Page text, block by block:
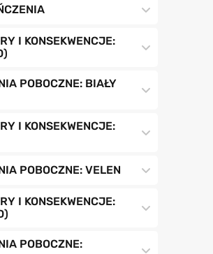
I KONSEKWENCJE:
POBOCZNE: BIAŁY
I KONSEKWENCJE:
POBOCZNE: VELEN
I KONSEKWENCJE:
POBOCZNE: